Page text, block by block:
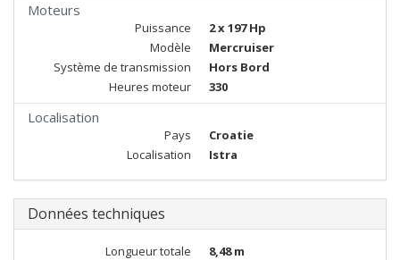
Moteurs
Puissance
2 x 197 Hp
Modèle
Mercruiser
Système de transmission
Hors Bord
Heures moteur
330
Localisation
Pays
Croatie
Localisation
Istra
Données techniques
Longueur totale
8,48 m